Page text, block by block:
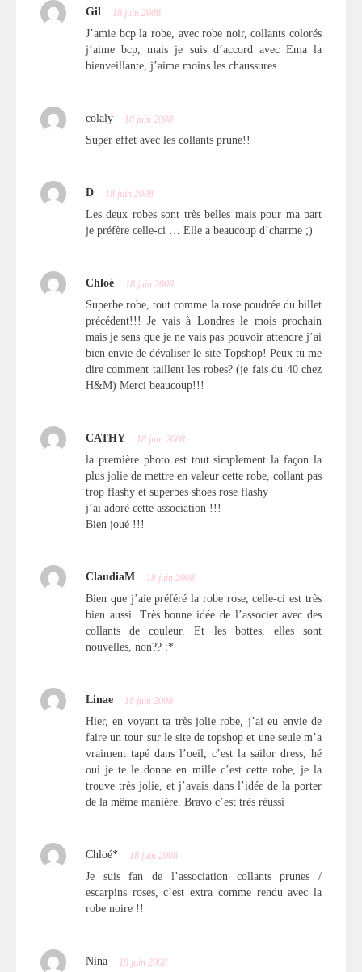
Gil 18 juin 2008
J’amie bcp la robe, avec robe noir, collants colorés
j’aime bcp, mais je suis d’accord avec Ema la
bienveillante, j’aime moins les chaussures…
colaly 18 juin 2008
Super effet avec les collants prune!!
D 18 juin 2008
Les deux robes sont très belles mais pour ma part
je préfère celle-ci … Elle a beaucoup d’charme ;)
Chloé 18 juin 2008
Superbe robe, tout comme la rose poudrée du billet
précédent!!! Je vais à Londres le mois prochain
mais je sens que je ne vais pas pouvoir attendre j’ai
bien envie de dévaliser le site Topshop! Peux tu me
dire comment taillent les robes? (je fais du 40 chez
H&M) Merci beaucoup!!!
CATHY 18 juin 2008
la première photo est tout simplement la façon la
plus jolie de mettre en valeur cette robe, collant pas
trop flashy et superbes shoes rose flashy
j’ai adoré cette association !!!
Bien joué !!!
ClaudiaM 18 juin 2008
Bien que j’aie préféré la robe rose, celle-ci est très
bien aussi. Très bonne idée de l’associer avec des
collants de couleur. Et les bottes, elles sont
nouvelles, non?? :*
Linae 18 juin 2008
Hier, en voyant ta très jolie robe, j’ai eu envie de
faire un tour sur le site de topshop et une seule m’a
vraiment tapé dans l’oeil, c’est la sailor dress, hé
oui je te le donne en mille c’est cette robe, je la
trouve très jolie, et j’avais dans l’idée de la porter
de la même manière. Bravo c’est très réussi
Chloé* 18 juin 2008
Je suis fan de l’association collants prunes /
escarpins roses, c’est extra comme rendu avec la
robe noire !!
Nina 18 juin 2008